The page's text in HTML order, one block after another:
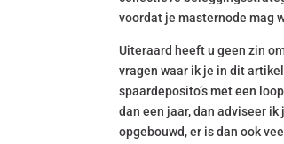
voordat je masternode mag
Uiteraard heeft u geen zin
vragen waar ik je in dit
spaardeposito’s met een
dan een jaar, dan adviseer
opgebouwd, er is dan ook